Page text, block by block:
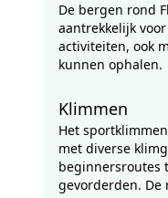
De bergen rond
aantrekkelijk
activiteiten, ook
kunnen ophalen.
Klimmen
Het
met diverse
beginnersroutes
gevorderden. De